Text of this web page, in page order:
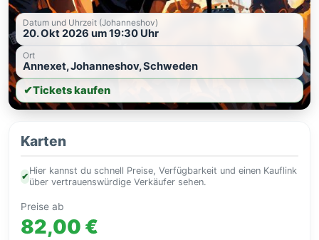
Datum und Uhrzeit (Johanneshov)
20. Okt 2026 um 19:30 Uhr
Ort
Annexet, Johanneshov, Schweden
✔Tickets kaufen
Karten
✔
Hier kannst du schnell Preise, Verfügbarkeit und einen Kauflink
über vertrauenswürdige Verkäufer sehen.
Preise ab
82,00 €